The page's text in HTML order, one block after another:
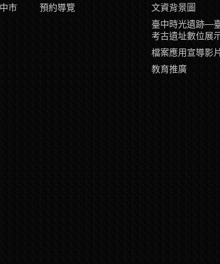
市
預約導覽
文資背景圖
臺中時光遺跡—
考古遺址數位展
檔案應用宣導影片
教育推廣